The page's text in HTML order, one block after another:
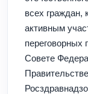
всех граждан,
активным
переговорных
Совете